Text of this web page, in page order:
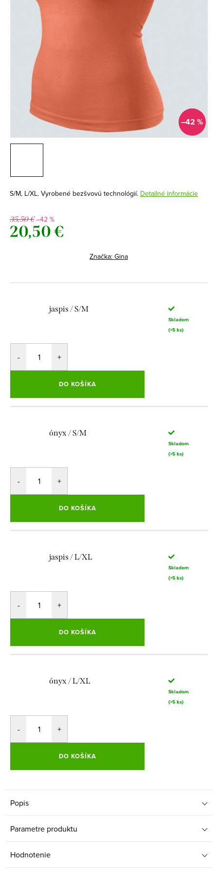
–42 %
S/M, L/XL. Vyrobené bezšvovú technológií. Detailné informácie
35,50 €–42 %
20,50 €
Značka: Gina
jaspis / S/M
Skladom
(>5 ks)
DO KOŠÍKA
ónyx / S/M
Skladom
(>5 ks)
DO KOŠÍKA
jaspis / L/XL
Skladom
(>5 ks)
DO KOŠÍKA
ónyx / L/XL
Skladom
(>5 ks)
DO KOŠÍKA
Popis
Parametre produktu
Hodnotenie